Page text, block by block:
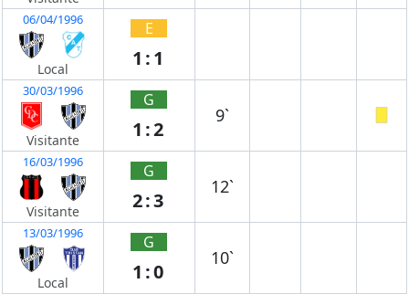
06/04/1996
Local
E
1:1
30/03/1996
Visitante
G
1:2
9`
16/03/1996
Visitante
G
2:3
12`
13/03/1996
Local
G
1:0
10`